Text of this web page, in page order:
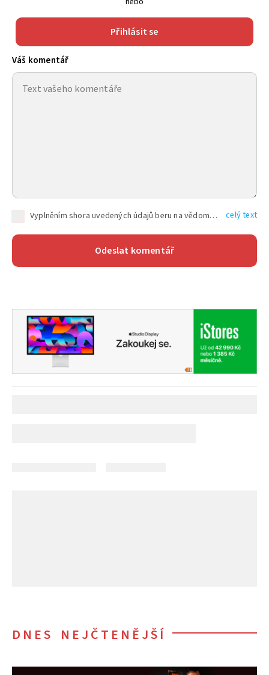
Přihlásit se
Váš komentář
Vyplněním shora uvedených údajů beru na vědomí, že společnost TEXT FACTORY s.r.o., sídlem Brno, Durďákova 336/29, Černá Pole, PSČ: 613 00, IČ: 06157831, zapsané u Krajského soudu v Brně, oddíl C, vložka 100399, bude zpracovávat mé osobní údaje uvedené v rámci mnou vyplněného registračního formuláře na základě oprávněných zájmů TEXT FACTORY s.r.o. dle čl. 6 odst. 1 písm. f) GDPR a pro splnění právních povinností (čl. 6 odst. 1 písm. c) GDPR), a to pro tyto účely: nezbytnost zajistit oprávnění návštěvníka webových stránek provozovaných společností TEXT FACTORY s.r.o. přispívat aktivně ke zveřejněným článkům nebo v rámci diskusních fór a výkon práv TEXT FACTORY s.r.o. jako administrátora těchto diskusních fór. Více informací o zpracování osobních údajů a právech lze nalézt v celý text
DNES NEJČTENĚJŠÍ